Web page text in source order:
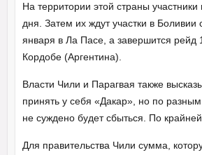
На территории этой страны участники
дня. Затем их ждут участки в Боливии
января в Ла Пасе, а завершится рейд
Кордобе (Аргентина).
Власти Чили и Парагвая также
принять у себя «Дакар», но по
не суждено будет сбыться. По
Для правительства Чили сумма,